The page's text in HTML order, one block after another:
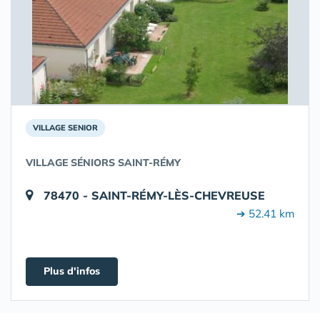
VILLAGE SENIOR
VILLAGE SÉNIORS SAINT-RÉMY
78470 - SAINT-RÉMY-LÈS-CHEVREUSE
➔ 52.41 km
Plus d'infos